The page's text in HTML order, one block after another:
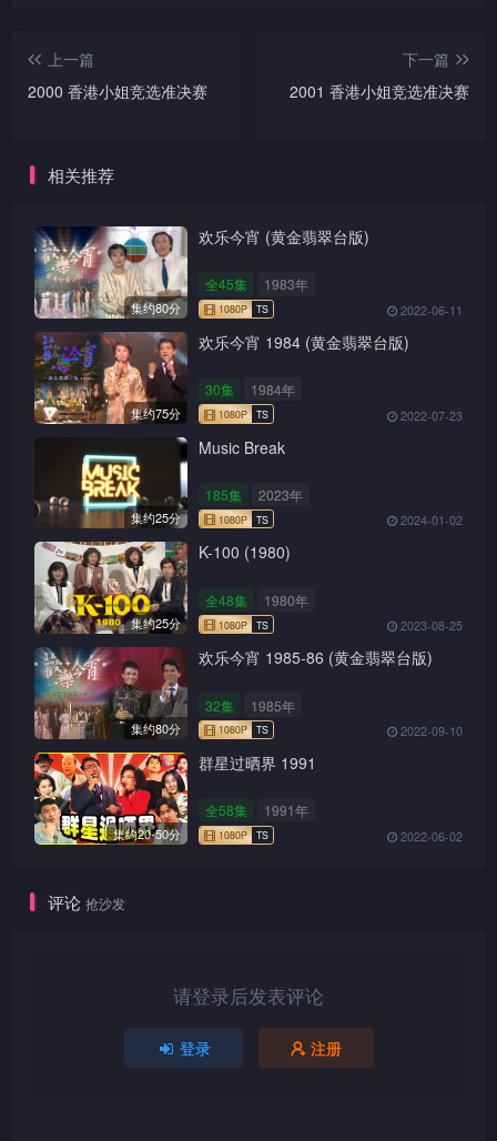
上一篇
2000 香港小姐竞选准决赛
下一篇
2001 香港小姐竞选准决赛
相关推荐
集约80分
欢乐今宵 (黄金翡翠台版)
全45集 1983年
1080P
2022-06-11
集约75分
欢乐今宵 1984 (黄金翡翠台版)
30集 1984年
2022-07-23
集约25分
Music Break
185集 2023年
2024-01-02
集约25分
K-100 (1980)
全48集 1980年
2023-08-25
集约80分
欢乐今宵 1985-86 (黄金翡翠台版)
32集 1985年
2022-09-10
集约20-50分
群星过晒界 1991
全58集 1991年
2022-06-02
评论 抢沙发
请登录后发表评论
登录 注册